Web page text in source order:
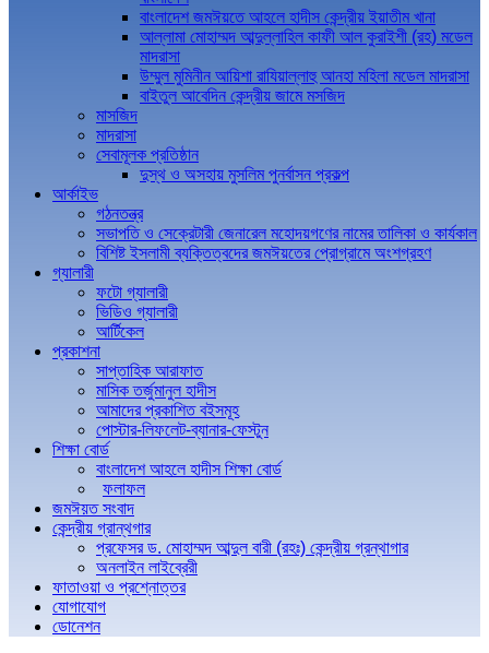
বাংলাদেশ জমঈয়তে আহলে হাদীস কেন্দ্রীয় ইয়াতীম খানা
আল্লামা মোহাম্মদ আব্দুল্লাহিল কাফী আল কুরাইশী (রহ) মডেল
মাদরাসা
উম্মুল মুমিনীন আয়িশা রাযিয়াল্লাহু আনহা মহিলা মডেল মাদরাসা
বাইতুল আবেদিন কেন্দ্রীয় জামে মসজিদ
মাসজিদ
মাদরাসা
সেবামূলক প্রতিষ্ঠান
দুস্থ ও অসহায় মুসলিম পুনর্বাসন প্রকল্প
আর্কাইভ
গঠনতন্ত্র
সভাপতি ও সেক্রেটারী জেনারেল মহোদয়গণের নামের তালিকা ও কার্যকাল
বিশিষ্ট ইসলামী ব্যক্তিত্বদের জমঈয়তের প্রোগ্রামে অংশগ্রহণ
গ্যালারী
ফটো গ্যালারী
ভিডিও গ্যালারী
আর্টিকেল
প্রকাশনা
সাপ্তাহিক আরাফাত
মাসিক তর্জুমানুল হাদীস
আমাদের প্রকাশিত বইসমূহ
পোস্টার-লিফলেট-ব্যানার-ফেস্টুন
শিক্ষা বোর্ড
বাংলাদেশ আহলে হাদীস শিক্ষা বোর্ড
ফলাফল
জমঈয়ত সংবাদ
কেন্দ্রীয় গ্রান্থগার
প্রফেসর ড. মোহাম্মদ আব্দুল বারী (রহঃ) কেন্দ্রীয় গ্রন্থাগার
অনলাইন লাইব্রেরী
ফাতাওয়া ও প্রশ্নোত্তর
যোগাযোগ
ডোনেশন